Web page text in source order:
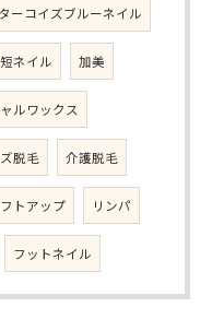
ターコイズブルーネイル
ネイル 加美
ルワックス
脱毛 介護脱毛
フトアップ リンパ
フットネイル